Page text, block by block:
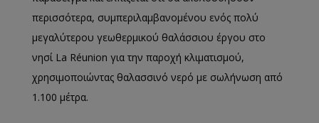
περισσότερα, συμπεριλαμβανομένου ενός πολύ
μεγαλύτερου γεωθερμικού θαλάσσιου έργου στο
νησί La Réunion για την παροχή κλιματισμού,
χρησιμοποιώντας θαλασσινό νερό με σωλήνωση από
1.100 μέτρα.